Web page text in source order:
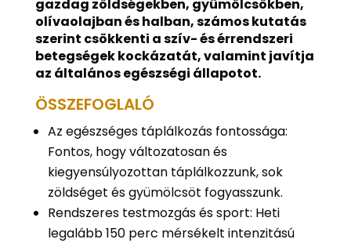
gazdag zöldségekben, gyümölcsökben,
olívaolajban és halban, számos kutatás
szerint csökkenti a szív- és érrendszeri
betegségek kockázatát, valamint javítja
az általános egészségi állapotot.
ÖSSZEFOGLALÓ
Az egészséges táplálkozás fontossága:
Fontos, hogy változatosan és
kiegyensúlyozottan táplálkozzunk, sok
zöldséget és gyümölcsöt fogyasszunk.
Rendszeres testmozgás és sport: Heti
legalább 150 perc mérsékelt intenzitású